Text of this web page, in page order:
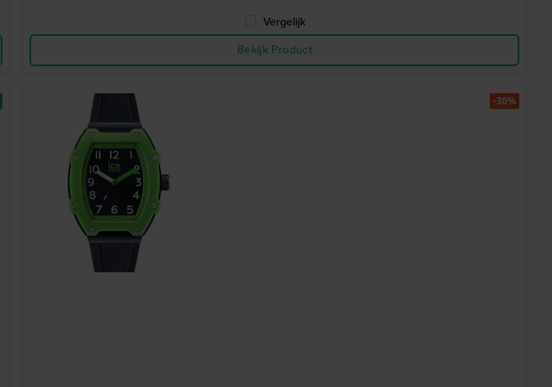
Vergelijk
Bekijk Product
-30%